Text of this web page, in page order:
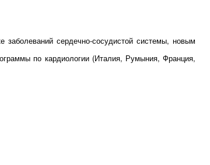
заболеваний сердечно-сосудистой системы, новым
по кардиологии (Италия, Румыния, Франция,